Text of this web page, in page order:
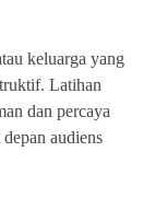
keluarga yang
Latihan
dan percaya
audiens